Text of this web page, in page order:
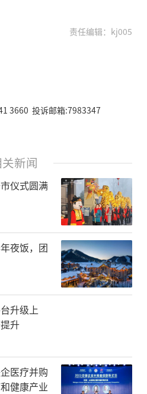
责任编辑：kj005
3660 投诉邮箱:7983347
新闻
仪式圆满
夜饭，团
升级上
升
医疗并购
健康产业